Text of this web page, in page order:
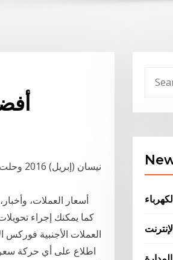
كما يمكنك إجراء